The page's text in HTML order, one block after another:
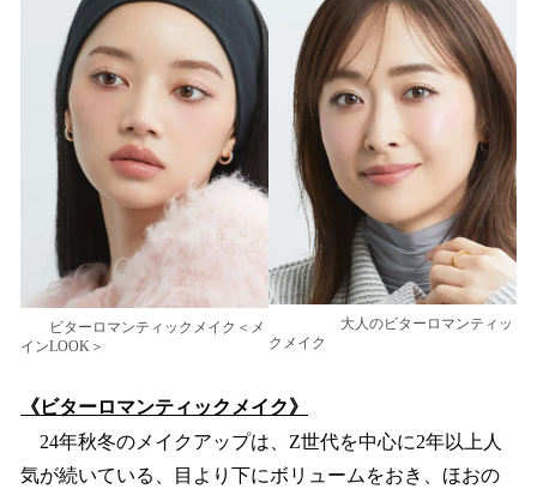
ビターロマンティックメイク＜メ
インLOOK＞
大人のビターロマンティッ
クメイク
《ビターロマンティックメイク》
24年秋冬のメイクアップは、Z世代を中心に2年以上人
気が続いている、目より下にボリュームをおき、ほおの